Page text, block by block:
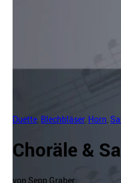
Duette Blechbläser, Horn ,
Choräle &
von Sepp Graber